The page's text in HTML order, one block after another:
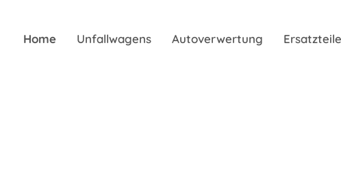
Home Unfallwagens Autoverwertung